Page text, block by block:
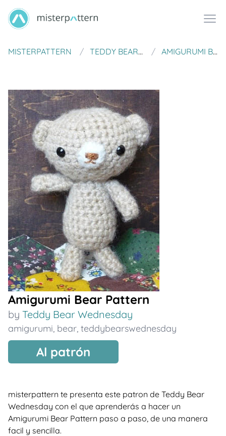
MISTERPATTERN TEDDY BEAR WEDNESDAY AMIGURUMI BEAR PATTERN
Amigurumi Bear Pattern
by Teddy Bear Wednesday
amigurumi, bear, teddybearswednesday
Al patrón
misterpattern te presenta este patron de Teddy Bear
Wednesday con el que aprenderás a hacer un
Amigurumi Bear Pattern paso a paso, de una manera
facil y sencilla.